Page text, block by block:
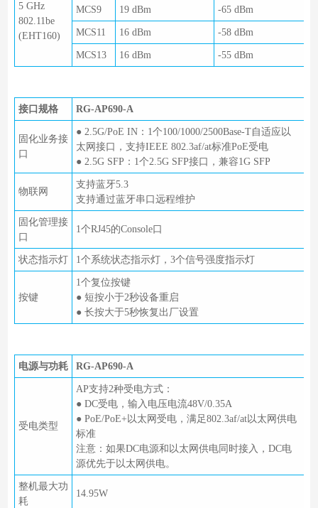
5 GHz
802.11be
(EHT160)
MCS9 19 dBm -65 dBm
MCS11 16 dBm -58 dBm
MCS13 16 dBm -55 dBm
接口规格 RG-AP690-A
固化业务接
口
● 2.5G/PoE IN：1个100/1000/2500Base-T自适应以
太网接口，支持IEEE 802.3af/at标准PoE受电
● 2.5G SFP：1个2.5G SFP接口，兼容1G SFP
物联网
支持蓝牙5.3
支持通过蓝牙串口远程维护
固化管理接
口
1个RJ45的Console口
状态指示灯 1个系统状态指示灯，3个信号强度指示灯
按键
1个复位按键
● 短按小于2秒设备重启
● 长按大于5秒恢复出厂设置
电源与功耗 RG-AP690-A
受电类型
AP支持2种受电方式：
● DC受电，输入电压电流48V/0.35A
● PoE/PoE+以太网受电，满足802.3af/at以太网供电
标准
注意：如果DC电源和以太网供电同时接入，DC电
源优先于以太网供电。
整机最大功
耗
14.95W